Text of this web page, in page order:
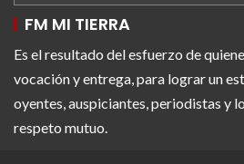
FM MI TIERRA
Es el resultado del esfuerzo de
vocación y entrega, para lograr un
oyentes, auspiciantes, periodistas y
respeto mutuo.